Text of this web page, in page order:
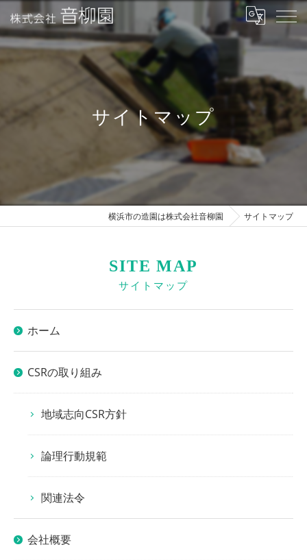
サイトマップ
横浜市の造園は株式会社音柳園 サイトマップ
サイトマップ
SITE MAP
ホーム
CSRの取り組み
地域志向CSR方針
論理行動規範
関連法令
会社概要